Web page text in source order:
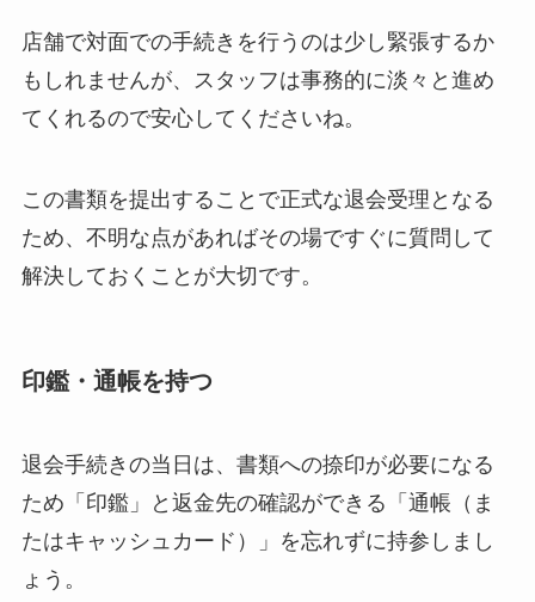
店舗で対面での手続きを行うのは少し緊張するか
もしれませんが、スタッフは事務的に淡々と進め
てくれるので安心してくださいね。
この書類を提出することで正式な退会受理となる
ため、不明な点があればその場ですぐに質問して
解決しておくことが大切です。
印鑑・通帳を持つ
退会手続きの当日は、書類への捺印が必要になる
ため「印鑑」と返金先の確認ができる「通帳（ま
たはキャッシュカード）」を忘れずに持参しまし
ょう。